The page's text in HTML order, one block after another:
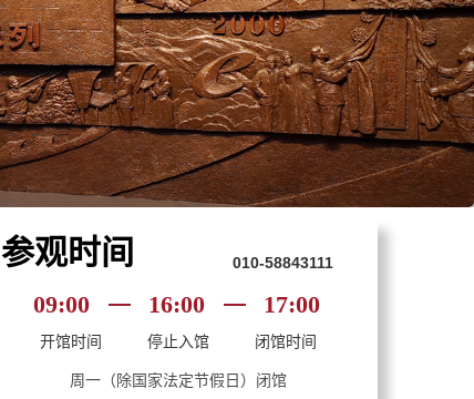
参观时间 010-58843111
09:00 16:00 17:00
开馆时间 停止入馆 闭馆时间
周一（除国家法定节假日）闭馆